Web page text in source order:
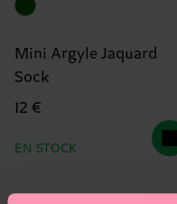
Mini Argyle Jaquard
Sock
12 €
EN STOCK